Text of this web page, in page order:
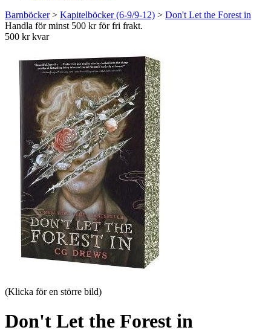
Barnböcker> Kapitelböcker (6-9/9-12) > Don't Let the Forest in
Handla för minst 500 kr för fri frakt.
500 kr kvar
(Klicka för en större bild)
Don't Let the Forest in